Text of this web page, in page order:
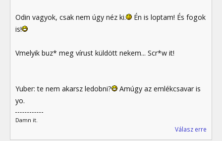
Odin vagyok, csak nem úgy néz ki.
Én is loptam! És fogok
is!
Vmelyik buz* meg vírust küldött nekem... Scr*w it!
Yuber: te nem akarsz ledobni?
Amúgy az emlékcsavar is
yo.
Damn it.
Válasz erre